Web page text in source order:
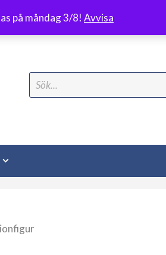
på måndag 3/8! Avvisa
Search
for: